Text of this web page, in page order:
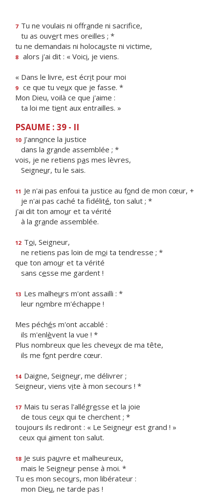
7 Tu ne voulais ni offrande ni sacrifice,
tu as ouvert mes oreilles ; *
tu ne demandais ni holocauste ni victime,
8 alors j'ai dit : « Voici, je viens.
« Dans le livre, est écrit pour moi
9 ce que tu veux que je fasse. *
Mon Dieu, voilà ce que j'aime :
ta loi me tient aux entrailles. »
PSAUME : 39 - II
10 J'annonce la justice
dans la grande assemblée ; *
vois, je ne retiens pas mes lèvres,
Seigneur, tu le sais.
11 Je n'ai pas enfoui ta justice au fond de mon cœur, +
je n'ai pas caché ta fidélité, ton salut ; *
j'ai dit ton amour et ta vérité
à la grande assemblée.
12 Toi, Seigneur,
ne retiens pas loin de moi ta tendresse ; *
que ton amour et ta vérité
sans cesse me gardent !
13 Les malheurs m'ont assailli : *
leur nombre m'échappe !
Mes péchés m'ont accablé :
ils m'enlèvent la vue ! *
Plus nombreux que les cheveux de ma tête,
ils me font perdre cœur.
14 Daigne, Seigneur, me délivrer ;
Seigneur, viens vite à mon secours ! *
17 Mais tu seras l'allégresse et la joie
de tous ceux qui te cherchent ; *
toujours ils rediront : « Le Seigneur est grand ! »
ceux qui aiment ton salut.
18 Je suis pauvre et malheureux,
mais le Seigneur pense à moi. *
Tu es mon secours, mon libérateur :
mon Dieu, ne tarde pas !